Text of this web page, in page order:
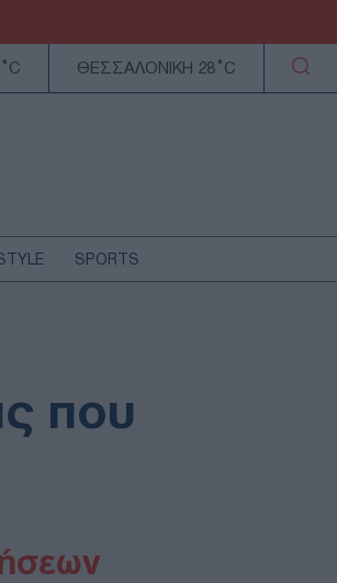
ΘΕΣΣΑΛΟΝΙΚΗ 28°C
SPORTS
που